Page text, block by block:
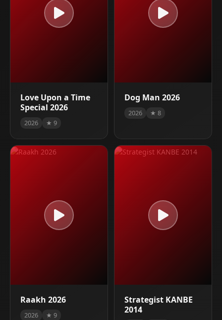
Love Upon a Time
Special 2026
2026 ★ 9
Dog Man 2026
2026 ★ 8
Raakh 2026
2026 ★ 9
Strategist KANBE
2014